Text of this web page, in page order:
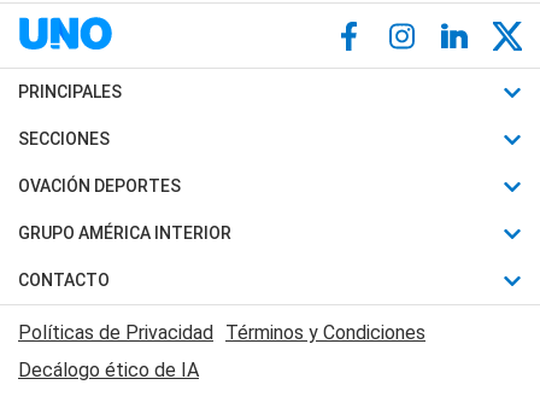
PRINCIPALES
Últimas Noticias
Política
Judiciales
Economia
SECCIONES
Horóscopo
Motores
Trucos caseros
Series y Películas
Edictos y Solicitadas
OVACIÓN DEPORTES
Fútbol
Mundial
Automovilismo
Rugby
GRUPO AMÉRICA INTERIOR
Canal 7 en Vivo
CONTACTO
Acerca de Nosotros
Contactanos
Políticas de Privacidad
Términos y Condiciones
Decálogo ético de IA